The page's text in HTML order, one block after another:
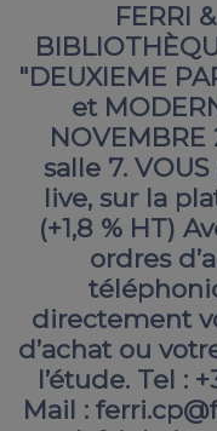
FERRI
"DEUXIEME
et
salle 7.
live, sur la
(+1,8 % HT)
ordres
directement
d’achat ou
l’étude. Tel :
Mail :